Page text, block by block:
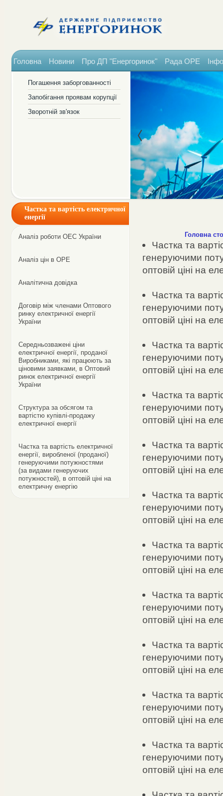
Головна Новини Про ДП "Енергоринок" Рада ОРЕ
Погашення заборгованності
Запобігання проявам корупції
Зворотній зв'язок
Частка та вартість електричної
енергії
Аналіз роботи ОЕС України
Аналіз цін в ОРЕ
Аналітична довідка
Договір між членами Оптового
ринку електричної енергії
України
Cередньозважені ціни
електричної енергії, проданої
Виробниками, які працюють за
ціновими заявками, в Оптовий
ринок електричної енергії
України
Структура за обсягом та
вартістю купівлі-продажу
електричної енергії
Частка та вартість електричної
енергії, виробленої (проданої)
генеруючими потужностями
(за видами генеруючих
потужностей), в оптовій ціні на
електричну енергію
Головна
Частка та
генеруючими
оптовій ціні на
Частка та
генеруючими
оптовій ціні на
Частка та
генеруючими
оптовій ціні на
Частка та
генеруючими
оптовій ціні на
Частка та
генеруючими
оптовій ціні на
Частка та
генеруючими
оптовій ціні на
Частка та
генеруючими
оптовій ціні на
Частка та
генеруючими
оптовій ціні на
Частка та
генеруючими
оптовій ціні на
Частка та
генеруючими
оптовій ціні на
Частка та
генеруючими
оптовій ціні на